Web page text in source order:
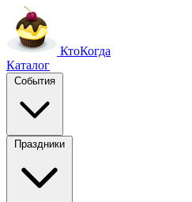
КтоКогда
Каталог
События
Праздники